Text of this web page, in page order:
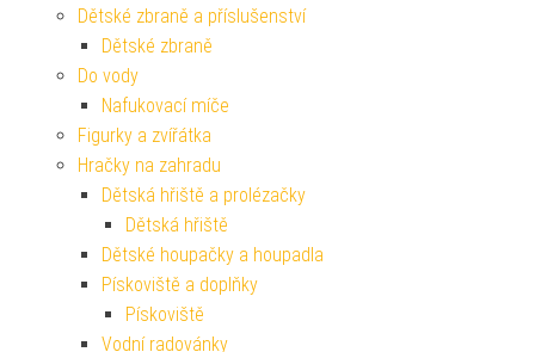
Dětské zbraně a příslušenství
Dětské zbraně
Do vody
Nafukovací míče
Figurky a zvířátka
Hračky na zahradu
Dětská hřiště a prolézačky
Dětská hřiště
Dětské houpačky a houpadla
Pískoviště a doplňky
Pískoviště
Vodní radovánky